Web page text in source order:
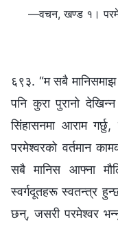
—वचन, खण्ड १।
६९३. “म सबै
पनि कुरा पुरानो
सिंहासनमा आराम
परमेश्‍वरको वर्तमान
सबै मानिस आफ्ना
स्वर्गदूतहरू स्वतन्त्र
छन्, जसरी परमेश्‍वर